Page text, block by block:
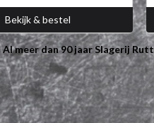
Bekijk & bestel
Al meer dan 90 jaar Slagerij